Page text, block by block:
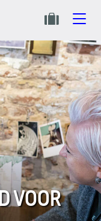
VOOR